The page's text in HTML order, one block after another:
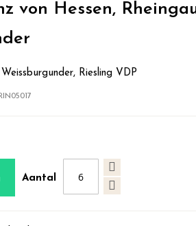
von Hessen,
Riesling VDP
Aantal